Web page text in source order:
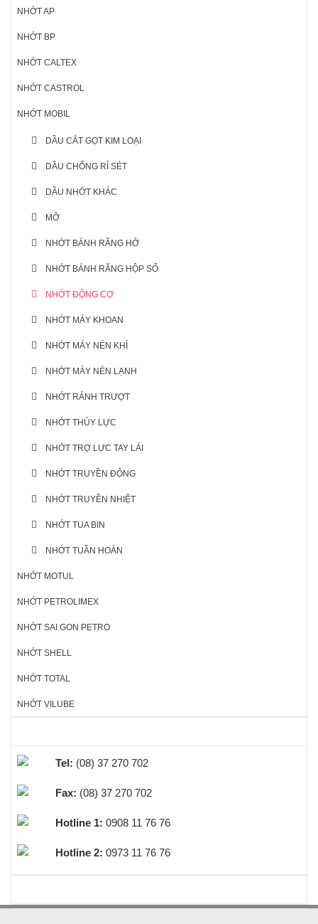
NHỚT AP
NHỚT BP
NHỚT CALTEX
NHỚT CASTROL
NHỚT MOBIL
DẦU CẮT GỌT KIM LOẠI
DẦU CHỐNG RỈ SÉT
DẦU NHỚT KHÁC
MỠ
NHỚT BÁNH RĂNG HỞ
NHỚT BÁNH RĂNG HỘP SỐ
NHỚT ĐỘNG CƠ
NHỚT MÁY KHOAN
NHỚT MÁY NÉN KHÍ
NHỚT MÁY NÉN LẠNH
NHỚT RẢNH TRƯỢT
NHỚT THỦY LỰC
NHỚT TRỢ LỰC TAY LÁI
NHỚT TRUYỀN ĐỘNG
NHỚT TRUYỀN NHIỆT
NHỚT TUA BIN
NHỚT TUẦN HOÀN
NHỚT MOTUL
NHỚT PETROLIMEX
NHỚT SAI GON PETRO
NHỚT SHELL
NHỚT TOTAL
NHỚT VILUBE
Tel: (08) 37 270 702
Fax: (08) 37 270 702
Hotline 1: 0908 11 76 76
Hotline 2: 0973 11 76 76